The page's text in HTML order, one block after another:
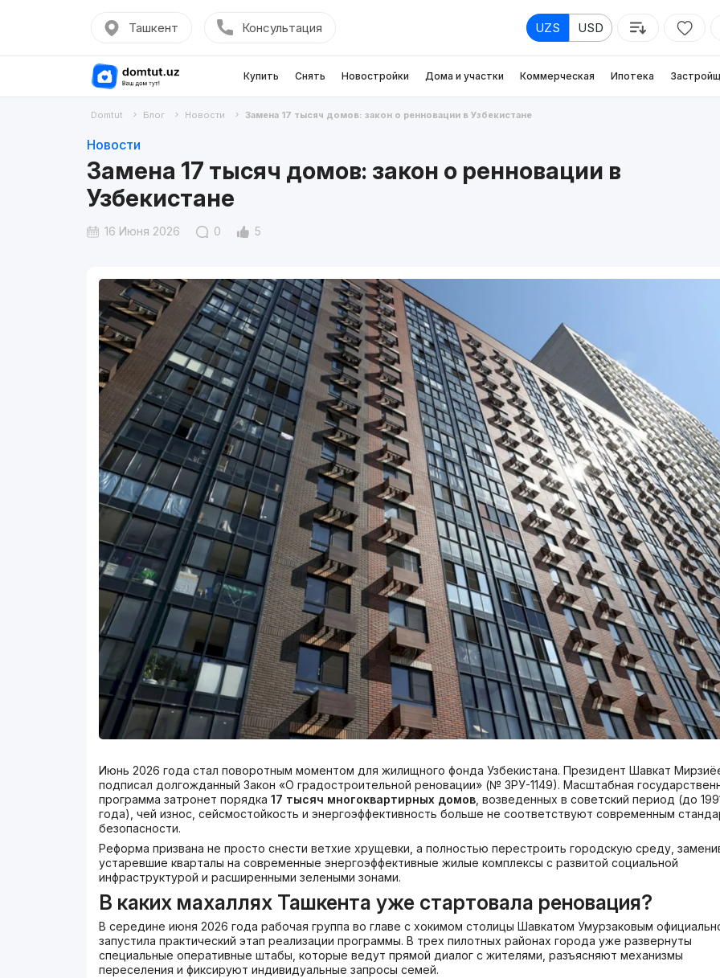
Ташкент Консультация UZS USD
Купить Снять Новостройки Дома и участки Коммерческая Ипотека
Domtut Блог Новости Замена 17 тысяч домов: закон о ренновации в Узбекистане
Новости
Замена 17 тысяч домов: закон о ренновации в
Узбекистане
16 Июня 2026 0 5
Июнь 2026 года стал поворотным моментом для жилищного фонда Узбекистана. Президент Шавкат
подписал долгожданный Закон «О градостроительной реновации» (№ ЗРУ-1149). Масштабная
программа затронет порядка17 тысяч многоквартирных домов , возведенных в советский период (до
года), чей износ, сейсмостойкость и энергоэффективность больше не соответствуют современным
безопасности.
Реформа призвана не просто снести ветхие хрущевки, а полностью перестроить городскую среду,
устаревшие кварталы на современные энергоэффективные жилые комплексы с развитой социальной
инфраструктурой и расширенными зелеными зонами.
В каких махаллях Ташкента уже стартовала реновация?
В середине июня 2026 года рабочая группа во главе с хокимом столицы Шавкатом Умурзаковым
запустила практический этап реализации программы. В трех пилотных районах города уже развернуты
специальные оперативные штабы, которые ведут прямой диалог с жителями, разъясняют механизмы
переселения и фиксируют индивидуальные запросы семей.